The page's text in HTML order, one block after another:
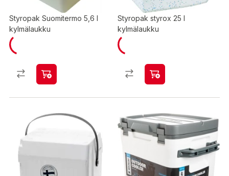
Styropak Suomitermo 5,6 l
kylmälaukku
Styropak styrox 25 l
kylmälaukku